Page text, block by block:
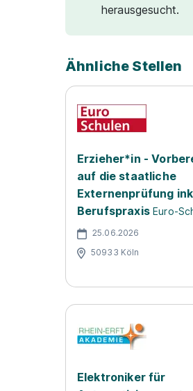
herausgesucht.
Ähnliche Stellen
Erzieher*in -
auf die staatliche
Externenprüfung
Berufspraxis Euro-
25.06.2026
50933 Köln
Elektroniker für